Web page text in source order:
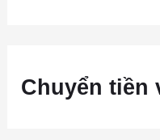
Chuyển tiền